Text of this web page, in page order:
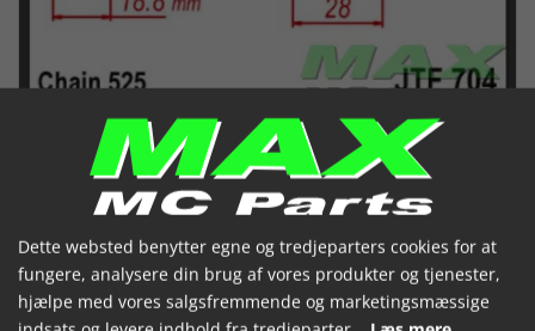
JT Fortandhjul - JTF704.17 BMW
APRILIA
Dette websted benytter egne og tredjeparters cookies for at
fungere, analysere din brug af vores produkter og tjenester,
hjælpe med vores salgsfremmende og marketingsmæssige